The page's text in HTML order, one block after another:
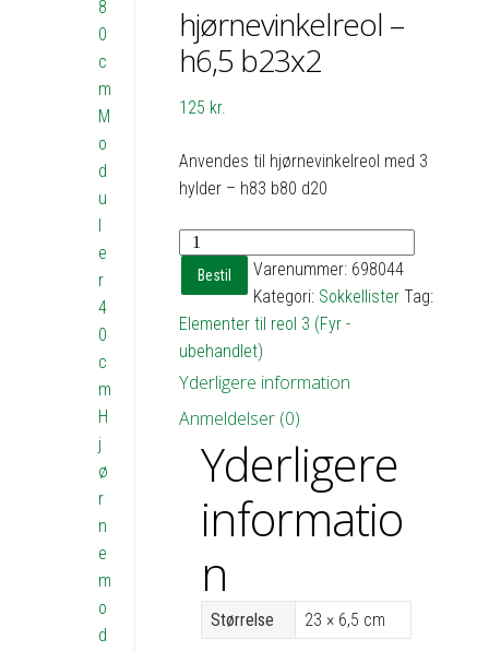
hjørnevinkelreol –
h6,5 b23x2
125 kr.
Anvendes til hjørnevinkelreol med 3
hylder – h83 b80 d20
Sokkelliste
hjørnevinkelreol
-
h6,5
b23x2
Bestil Varenummer: 698044
Kategori: Sokkellister Tag:
Elementer til reol 3 (Fyr -
ubehandlet)
Yderligere information
Anmeldelser (0)
Yderligere
informatio
n
Størrelse 23 × 6,5 cm
8
0
c
m
M
o
d
u
l
e
r
4
0
c
m
H
j
ø
r
n
e
m
o
d